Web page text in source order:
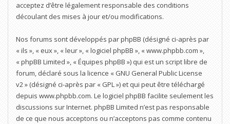
acceptez d’être légalement responsable des conditions
découlant des mises à jour et/ou modifications.
Nos forums sont développés par phpBB (désigné ci-après par
« ils », « eux », « leur », « logiciel phpBB », « www.phpbb.com »,
« phpBB Limited », « Équipes phpBB ») qui est un script libre de
forum, déclaré sous la licence «GNU General Public License
v2» (désigné ci-après par « GPL ») et qui peut être téléchargé
depuis www.phpbb.com. Le logiciel phpBB facilite seulement les
discussions sur Internet. phpBB Limited n’est pas responsable
de ce que nous acceptons ou n’acceptons pas comme contenu